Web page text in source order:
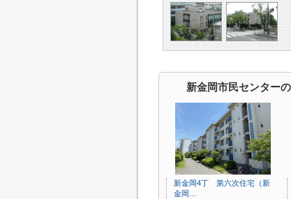
新金岡市民センター
新金岡4丁 第六次住宅（新
金岡…